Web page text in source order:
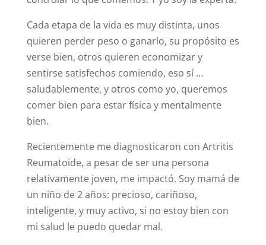
Cada etapa de la vida es muy distinta, unos
quieren perder peso o ganarlo, su propósito es
verse bien, otros quieren economizar y
sentirse satisfechos comiendo, eso sí …
saludablemente, y otros como yo, queremos
comer bien para estar física y mentalmente
bien.
Recientemente me diagnosticaron con Artritis
Reumatoide, a pesar de ser una persona
relativamente joven, me impactó. Soy mamá de
un niño de 2 años: precioso, cariñoso,
inteligente, y muy activo, si no estoy bien con
mi salud le puedo quedar mal.